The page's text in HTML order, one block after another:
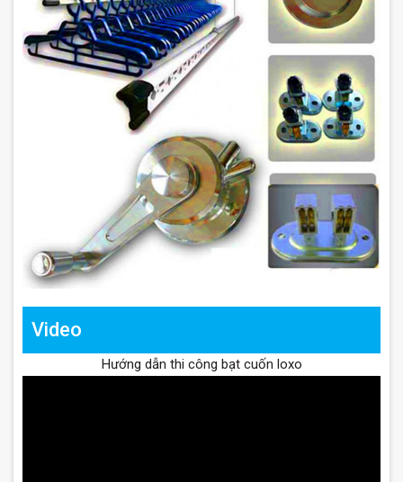
Video
Hướng dẫn thi công bạt cuốn loxo